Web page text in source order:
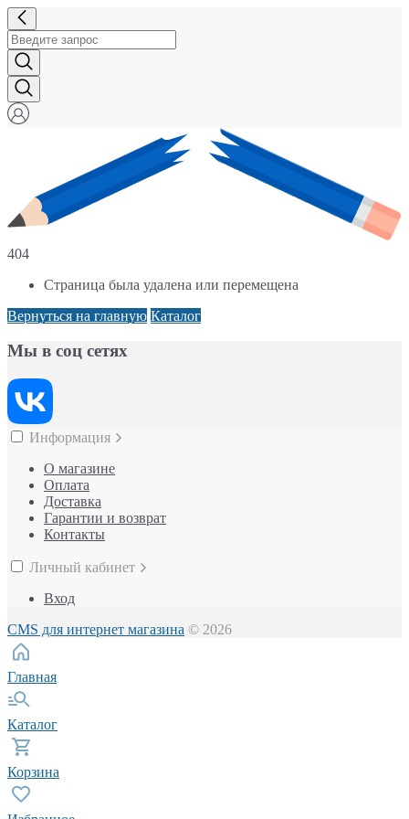
404
Страница была удалена или перемещена
Вернуться на главную Каталог
Мы в соц сетях
Информация
О магазине
Оплата
Доставка
Гарантии и возврат
Контакты
Личный кабинет
Вход
CMS для интернет магазина © 2026
Главная
Каталог
Корзина